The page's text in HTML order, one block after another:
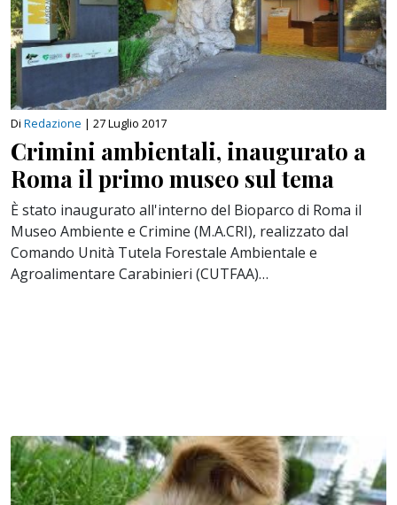
Di Redazione | 27 Luglio 2017
Crimini ambientali, inaugurato a
Roma il primo museo sul tema
È stato inaugurato all'interno del Bioparco di Roma il
Museo Ambiente e Crimine (M.A.CRI), realizzato dal
Comando Unità Tutela Forestale Ambientale e
Agroalimentare Carabinieri (CUTFAA)…